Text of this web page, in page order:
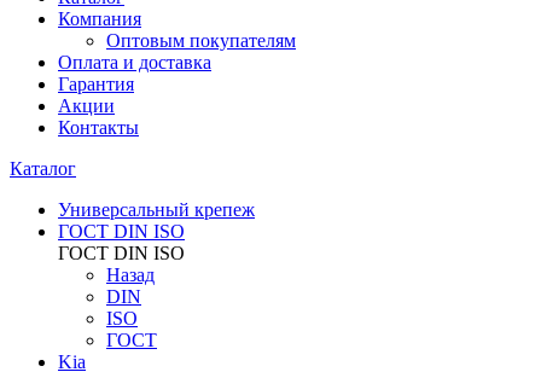
Компания
Оптовым покупателям
Оплата и доставка
Гарантия
Акции
Контакты
Каталог
Универсальный крепеж
ГОСТ DIN ISO
ГОСТ DIN ISO
Назад
DIN
ISO
ГОСТ
Kia